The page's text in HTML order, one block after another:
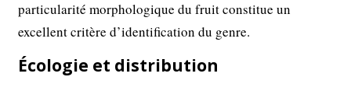
particularité morphologique du fruit constitue un
excellent critère d’identification du genre.
Écologie et distribution